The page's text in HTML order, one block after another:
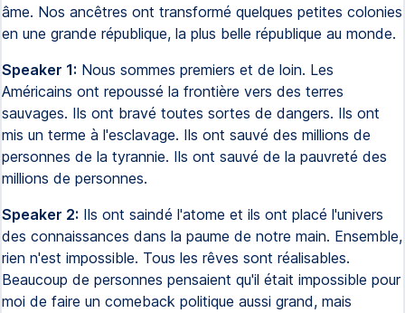
âme. Nos ancêtres ont transformé quelques petites colonies
en une grande république, la plus belle république au monde.
Speaker 1: Nous sommes premiers et de loin. Les
Américains ont repoussé la frontière vers des terres
sauvages. Ils ont bravé toutes sortes de dangers. Ils ont
mis un terme à l'esclavage. Ils ont sauvé des millions de
personnes de la tyrannie. Ils ont sauvé de la pauvreté des
millions de personnes.
Speaker 2: Ils ont saindé l'atome et ils ont placé l'univers
des connaissances dans la paume de notre main. Ensemble,
rien n'est impossible. Tous les rêves sont réalisables.
Beaucoup de personnes pensaient qu'il était impossible pour
moi de faire un comeback politique aussi grand, mais